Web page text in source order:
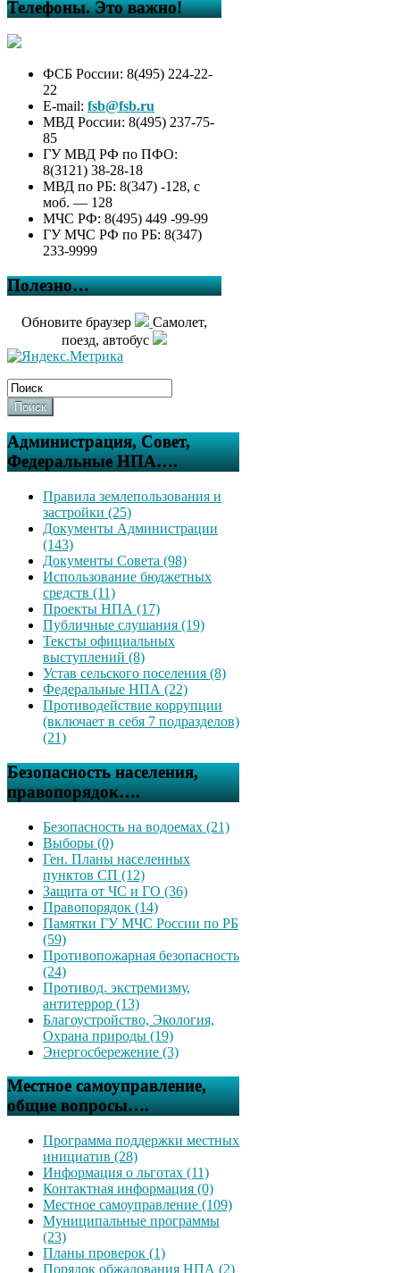
Телефоны. Это важно!
ФСБ России: 8(495) 224-22-
22
E-mail: fsb@fsb.ru
МВД России: 8(495) 237-75-
85
ГУ МВД РФ по ПФО:
8(3121) 38-28-18
МВД по РБ: 8(347) -128, с
моб. — 128
МЧС РФ: 8(495) 449 -99-99
ГУ МЧС РФ по РБ: 8(347)
233-9999
Полезно…
Обновите браузер
Самолет,
поезд, автобус
Поиск
Администрация, Совет,
Федеральные НПА….
Правила землепользования и
застройки (25)
Документы Администрации
(143)
Документы Совета (98)
Использование бюджетных
средств (11)
Проекты НПА (17)
Публичные слушания (19)
Тексты официальных
выступлений (8)
Устав сельского поселения (8)
Федеральные НПА (22)
Противодействие коррупции
(включает в себя 7 подразделов)
(21)
Безопасность населения,
правопорядок….
Безопасность на водоемах (21)
Выборы (0)
Ген. Планы населенных
пунктов СП (12)
Защита от ЧС и ГО (36)
Правопорядок (14)
Памятки ГУ МЧС России по РБ
(59)
Противопожарная безопасность
(24)
Противод. экстремизму,
антитеррор (13)
Благоустройство, Экология,
Охрана природы (19)
Энергосбережение (3)
Местное самоуправление,
общие вопросы….
Программа поддержки местных
инициатив (28)
Информация о льготах (11)
Контактная информация (0)
Местное самоуправление (109)
Муниципальные программы
(23)
Планы проверок (1)
Порядок обжалования НПА (2)